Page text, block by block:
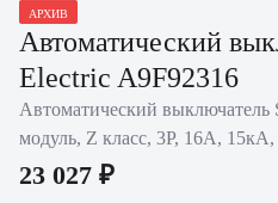
АРХИВ
Автоматический
Electric A9F92316
Автоматический выключатель
модуль, Z класс, 3P, 16А,
23 027 ₽